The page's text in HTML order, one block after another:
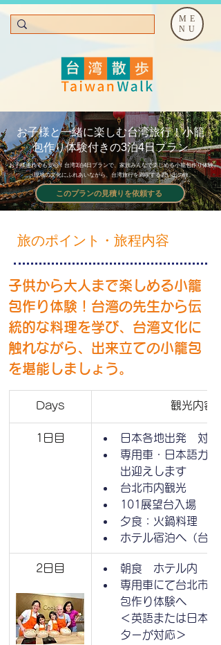
ME
NU
お子様と一緒に楽しむ台湾旅行！小籠
包作り体験付きの3泊4日プラン
お子様連れでも安心！台湾3泊4日プランで、家族みんなで楽しめる小籠包作り体験。
現地の文化にふれあいながら、台湾旅行を満喫する思い出の旅。
このプランの見積りを依頼する
旅のポイント・旅程内容
子供から大人まで楽しめる小籠
包作り体験！台湾の先生から伝
統的な料理を学び、台湾文化に
触れながら、出来立ての小籠包
を堪能しましょう。
Days 観光内容
1日目
日本各地出発　対応
専用車・日本語ガイ
出迎えします
台北市内観光
101展望台入場
夕食：火鍋料理
ホテル宿泊へ（台北
2日目
朝食　ホテル内
専用車にて台北市内
包作り体験へ
＜英語または日本語
ターが対応＞